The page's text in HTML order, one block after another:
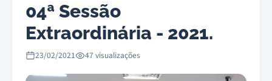
04ª Sessão
Extraordinária - 2021.
23/02/2021 47 visualizações